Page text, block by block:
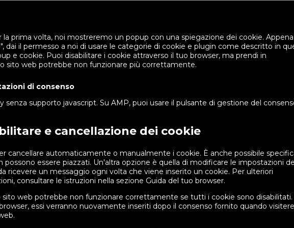
la prima volta, noi mostreremo un popup con una spiegazione dei cookie. Appena
dai il permesso a noi di usare le categorie di cookie e plugin come descritto in
e cookie. Puoi disabilitare i cookie attraverso il tuo browser, ma prendi in
sito web potrebbe non funzionare più correttamente.
di consenso
senza supporto javascript. Su AMP, puoi usare il pulsante di gestione del
e cancellazione dei cookie
cancellare automaticamente o manualmente i cookie. È anche possibile
essere piazzati. Un'altra opzione è quella di modificare le impostazioni
ricevere un messaggio ogni volta che viene inserito un cookie. Per ulteriori
consultare le istruzioni nella sezione Guida del tuo browser.
sito web potrebbe non funzionare correttamente se tutti i cookie sono disabilitati.
essi verranno nuovamente inseriti dopo il consenso fornito quando